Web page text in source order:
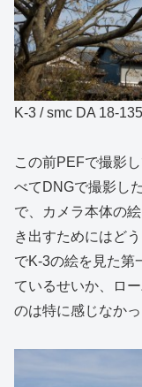
K-3 / smc DA 18-
この前PEFで撮影
べてDNGで撮影し
で、カメラ本体の
き出すためにはど
でK-3の絵を見た第
ているせいか、ロ
のは特に感じなか